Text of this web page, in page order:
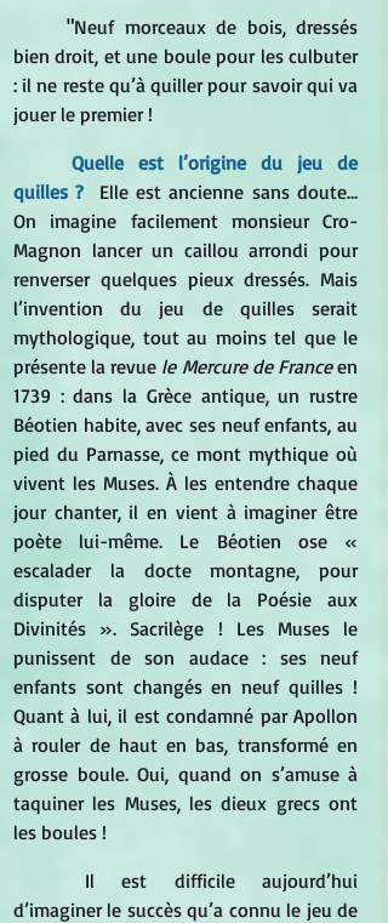
"Neuf morceaux de bois, dressés
bien droit, et une boule pour les culbuter
: il ne reste qu’à quiller pour savoir qui va
jouer le premier !
quilles ?
Elle est ancienne sans doute…
On imagine facilement monsieur Cro-
Magnon lancer un caillou arrondi pour
renverser quelques pieux dressés. Mais
l’invention du jeu de quilles serait
mythologique, tout au moins tel que le
présente la revue le Mercure de France en
1739 : dans la Grèce antique, un rustre
Béotien habite, avec ses neuf enfants, au
pied du Parnasse, ce mont mythique où
vivent les Muses. À les entendre chaque
jour chanter, il en vient à imaginer être
poète lui-même. Le Béotien ose «
escalader la docte montagne, pour
disputer la gloire de la Poésie aux
Divinités ». Sacrilège ! Les Muses le
punissent de son audace : ses neuf
enfants sont changés en neuf quilles !
Quant à lui, il est condamné par Apollon
à rouler de haut en bas, transformé en
grosse boule. Oui, quand on s’amuse à
taquiner les Muses, les dieux grecs ont
les boules !
d’imaginer le succès qu’a connu le jeu de